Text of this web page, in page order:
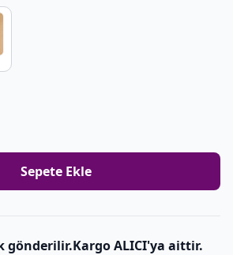
Sepete Ekle
gönderilir.Kargo ALICI'ya aittir.